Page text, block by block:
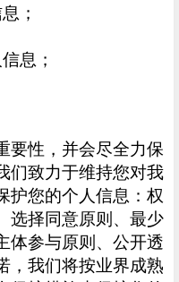
；
息；
要性，并会尽全力保
们致力于维持您对我
护您的个人信息：权
选择同意原则、最少
体参与原则、公开透
，我们将按业界成熟